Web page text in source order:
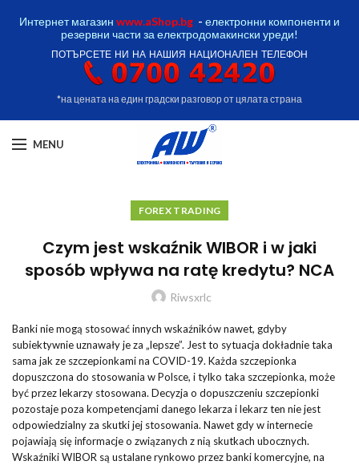
Интернет магазин www.aShop.bg - електронни компоненти и
резервни части за електродомакински уреди!
ПОТЪРСЕТЕ НИ НА НАШИЯ НАЦИОНАЛЕН ТЕЛЕФОН
*на цената на един градски разговор от цялата страна
MENU
FOREX TRADING
Czym jest wskaźnik WIBOR i w jaki
sposób wpływa na ratę kredytu? NCA
Riwsxrlc
Banki nie mogą stosować innych wskaźników nawet, gdyby
subiektywnie uznawały je za „lepsze”. Jest to sytuacja dokładnie taka
sama jak ze szczepionkami na COVID-19. Każda szczepionka
dopuszczona do stosowania w Polsce, i tylko taka szczepionka, może
być przez lekarzy stosowana. Decyzja o dopuszczeniu szczepionki
pozostaje poza kompetencjami danego lekarza i lekarz ten nie jest
odpowiedzialny za skutki jej stosowania. Nawet gdy w internecie
pojawiają się informacje o związanych z nią skutkach ubocznych.
Wskaźniki WIBOR są ustalane rynkowo przez banki komercyjne, na